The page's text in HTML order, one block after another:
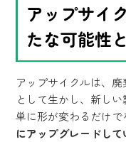
アップサイ
たな可能性
アップサイクルは、
として生かし、新し
単に形が変わるだけで
にアップグレードし